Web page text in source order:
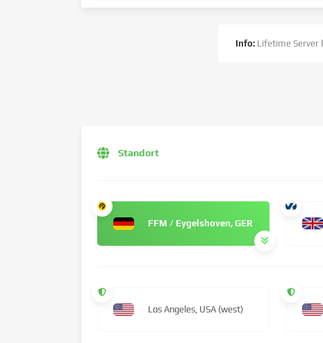
Info: Lifetime Server
Standort
FFM / Eygelshoven, GER
Los Angeles, USA (west)